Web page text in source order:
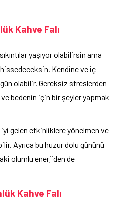
Kahve Falı
yaşıyor olabilirsin ama
Kendine ve iç
olabilir. Gereksiz streslerden
bedenin için bir şeyler yapmak
gelen etkinliklere yönelmen ve
Ayrıca bu huzur dolu gününü
olumlu enerjiden de
Kahve Falı